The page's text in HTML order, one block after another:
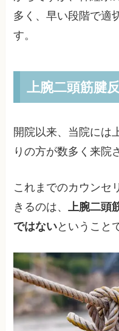
多く、早い段階で適
す。
上腕二頭筋腱
開院以来、当院には
りの方が数多く来院
これまでのカウンセ
きるのは、
上腕二
ではないということ